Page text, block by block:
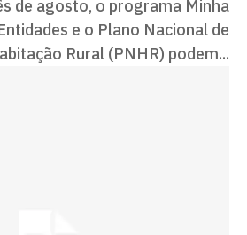
de agosto, o programa Minha
e o Plano Nacional de
Rural (PNHR) podem...